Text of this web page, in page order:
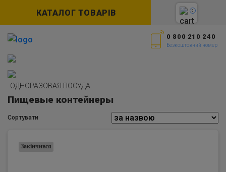
КАТАЛОГ ТОВАРІВ 0
0 800 210 240
Безкоштовний номер
ОДНОРАЗОВАЯ ПОСУДА
Пищевые контейнеры
Сортувати
Закінчився